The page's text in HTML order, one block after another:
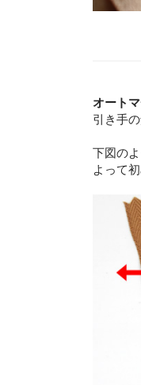
オート
引き手
下図の
よって